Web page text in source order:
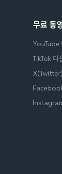
무료 동
YouTube
TikTok 다